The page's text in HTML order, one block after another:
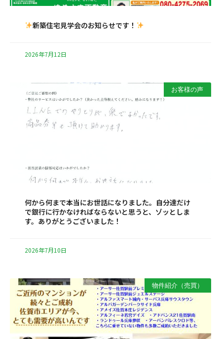
新築住宅見学会のお知らせです！
2026年7月12日
お客様の声
何から何まで本当にお世話になりました。自分達だけ
で銀行に行かなければならないと思うと、ゾッとしま
す。ありがとうございました！
2026年7月10日
物件紹介（売買）